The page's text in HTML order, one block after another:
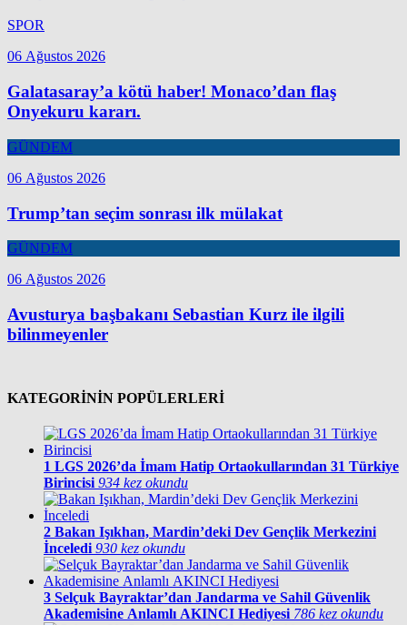
SPOR
06 Ağustos 2026
Galatasaray’a kötü haber! Monaco’dan flaş
Onyekuru kararı.
GÜNDEM
06 Ağustos 2026
Trump’tan seçim sonrası ilk mülakat
GÜNDEM
06 Ağustos 2026
Avusturya başbakanı Sebastian Kurz ile ilgili
bilinmeyenler
KATEGORİNİN POPÜLERLERİ
1 LGS 2026’da İmam Hatip Ortaokullarından 31 Türkiye
Birincisi 934 kez okundu
2 Bakan Işıkhan, Mardin’deki Dev Gençlik Merkezini
İnceledi 930 kez okundu
3 Selçuk Bayraktar’dan Jandarma ve Sahil Güvenlik
Akademisine Anlamlı AKINCI Hediyesi 786 kez okundu